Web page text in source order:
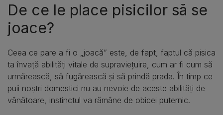
De ce le place pisicilor să se
joace?
Ceea ce pare a fi o „joacă” este, de fapt, faptul că pisica
ta învață abilități vitale de supraviețuire, cum ar fi cum să
urmărească, să fugărească și să prindă prada. În timp ce
puii noștri domestici nu au nevoie de aceste abilități de
vânătoare, instinctul va rămâne de obicei puternic.